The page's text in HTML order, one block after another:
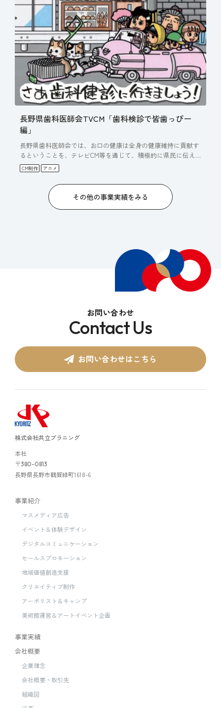
長野県歯科医師会TVCM「歯科検診で皆歯っぴー
編」
長野県歯科医師会では、お口の健康は全身の健康維持に貢献す
るということを、テレビCM等を通じて、積極的に県民に伝え
る活動を…
CM制作 アニメ
その他の事業実績をみる
お問い合わせ
Contact Us
お問い合わせはこちら
株式会社共立プラニング
本社
〒380-0813
長野県長野市鶴賀緑町1618-6
事業紹介
マスメディア広告
イベント＆体験デザイン
デジタルコミュニケーション
セールスプロモーション
地域価値創造支援
クリエイティブ制作
アーボリスト＆キャンプ
美術館運営＆アートイベント企画
事業実績
会社概要
企業理念
会社概要・取引先
組織図